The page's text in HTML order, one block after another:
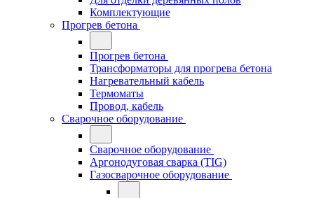
Комплектующие
Прогрев бетона
Прогрев бетона
Трансформаторы для прогрева бетона
Нагревательный кабель
Термоматы
Провод, кабель
Сварочное оборудование
Сварочное оборудование
Аргонодуговая сварка (TIG)
Газосварочное оборудование